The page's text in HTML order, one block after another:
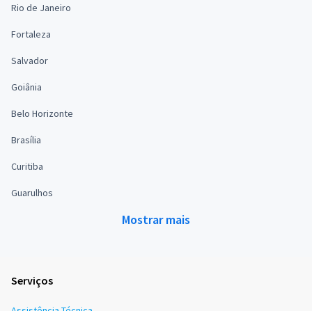
Rio de Janeiro
Fortaleza
Salvador
Goiânia
Belo Horizonte
Brasília
Curitiba
Guarulhos
Mostrar mais
Serviços